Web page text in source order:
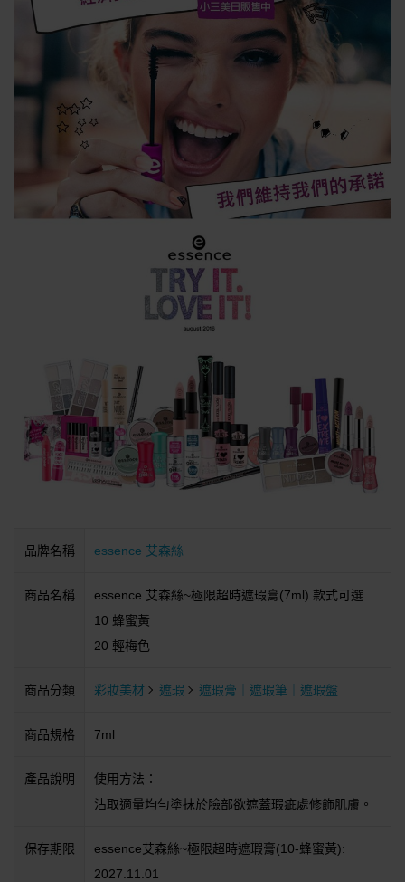
品牌名稱 essence 艾森絲
商品名稱
essence 艾森絲~極限超時遮瑕膏(7ml) 款式可選
10 蜂蜜黃
20 輕梅色
商品分類 彩妝美材 遮瑕 遮瑕膏｜遮瑕筆｜遮瑕盤
商品規格 7ml
產品說明
使用方法：
沾取適量均勻塗抹於臉部欲遮蓋瑕疵處修飾肌膚。
保存期限
essence艾森絲~極限超時遮瑕膏(10-蜂蜜黃):
2027.11.01